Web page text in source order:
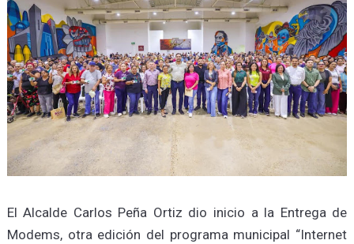
El Alcalde Carlos Peña Ortiz dio inicio a la Entrega de
Modems, otra edición del programa municipal “Internet